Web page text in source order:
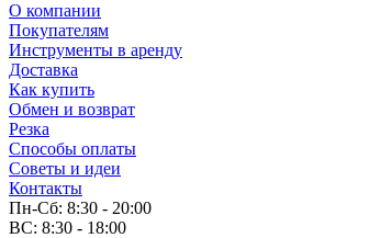
О компании
Покупателям
Инструменты в аренду
Доставка
Как купить
Обмен и возврат
Резка
Способы оплаты
Советы и идеи
Контакты
Пн-Сб: 8:30 - 20:00
ВС: 8:30 - 18:00